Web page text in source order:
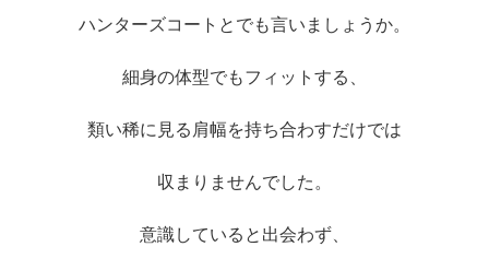
ハンターズコートとでも言いましょうか。
細身の体型でもフィットする、
類い稀に見る肩幅を持ち合わすだけでは
収まりませんでした。
意識していると出会わず、